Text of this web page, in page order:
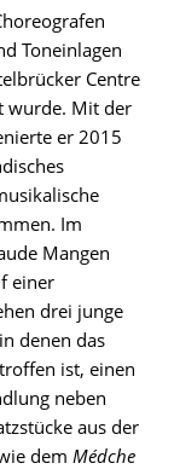
Toneinlagen
Centre
wurde. Mit der
er 2015
Im
Mangen
einer
drei junge
denen das
ist, einen
neben
aus der
dem Médche